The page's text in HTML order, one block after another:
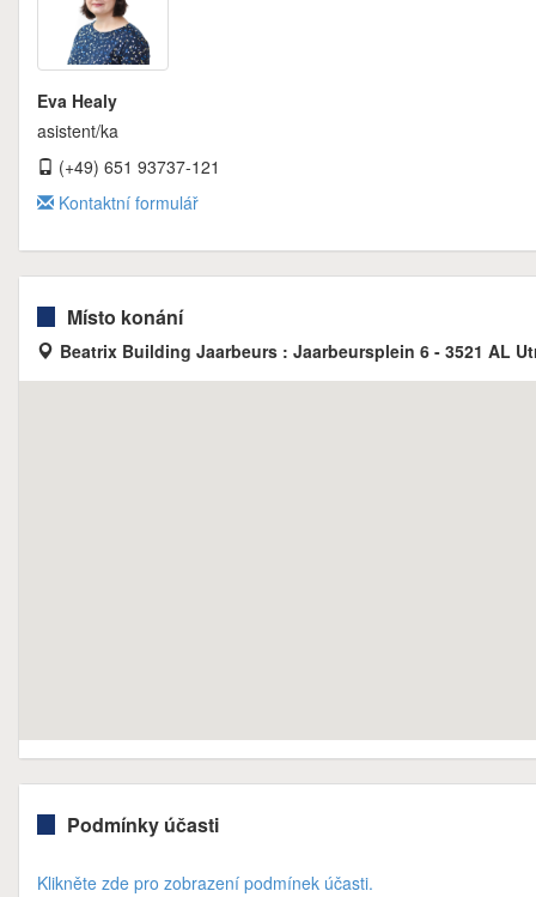
Eva Healy
asistent/ka
(+49) 651 93737-121
Kontaktní formulář
Místo konání
Beatrix Building Jaarbeurs : Jaarbeursplein 6 - 3521 AL
Podmínky účasti
Klikněte zde pro zobrazení podmínek účasti.